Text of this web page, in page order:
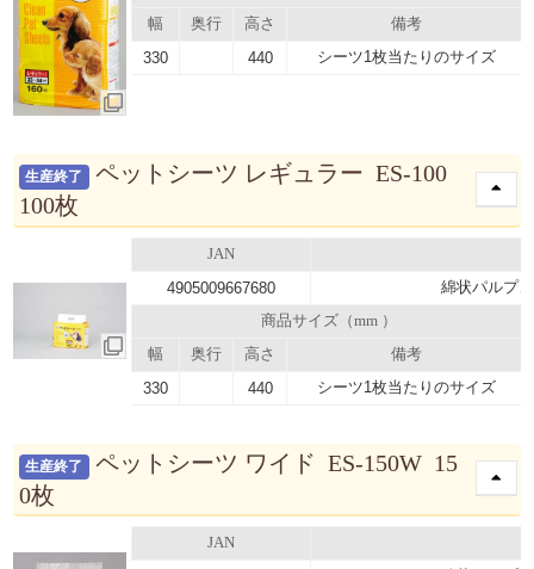
幅
奥行 高さ 備考
330 440 シーツ1枚当たりのサイズ
生産終了
ペットシーツ レギュラー ES-100
100枚
JAN
4905009667680 綿状パルプ
商品サイズ（mm ）
幅
奥行 高さ 備考
330 440 シーツ1枚当たりのサイズ
生産終了
ペットシーツ ワイド ES-150W 15
0枚
JAN